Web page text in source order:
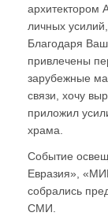
архитектором
личных
Благодаря
привлечены
зарубежные
связи, хочу
приложил
храма.
Событие
Евразия»,
собрались
СМИ.